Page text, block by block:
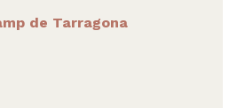
de Tarragona